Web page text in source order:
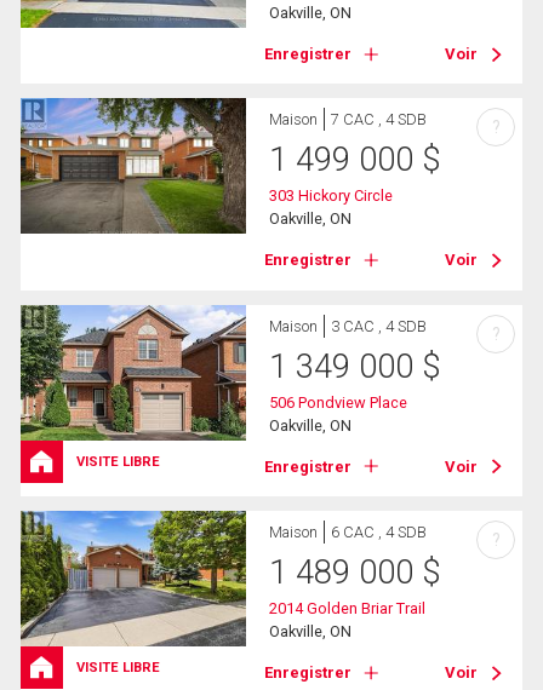
Oakville, ON
Enregistrer Voir
Maison 7 CAC , 4 SDB
1 499 000 $
303 Hickory Circle
Oakville, ON
Enregistrer Voir
?
VISITE LIBRE
Maison 3 CAC , 4 SDB
1 349 000 $
506 Pondview Place
Oakville, ON
Enregistrer Voir
?
VISITE LIBRE
Maison 6 CAC , 4 SDB
1 489 000 $
2014 Golden Briar Trail
Oakville, ON
Enregistrer Voir
?